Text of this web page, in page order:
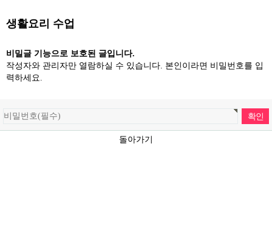
생활요리 수업
비밀글 기능으로 보호된 글입니다.
작성자와 관리자만 열람하실 수 있습니다. 본인이라면 비밀번호를 입
력하세요.
돌아가기